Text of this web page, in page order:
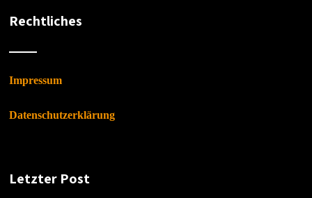
Rechtliches
Impressum
Datenschutzerklärung
Letzter Post